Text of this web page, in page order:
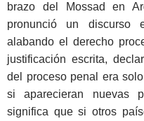
brazo del Mossad en
pronunció un discurso
alabando el derecho
justificación escrita,
del proceso penal era
si aparecieran nuevas
significa que si otros